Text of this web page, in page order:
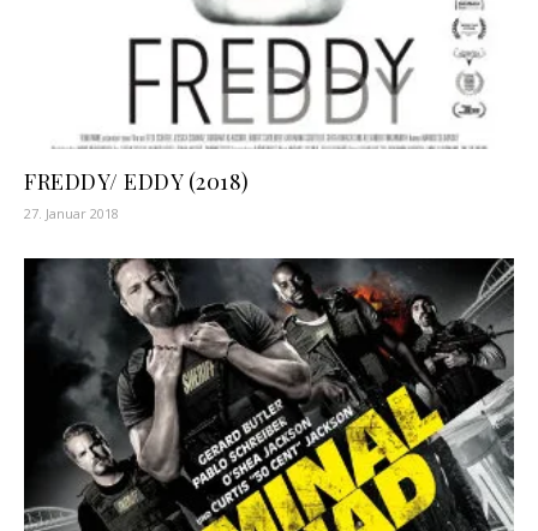
FREDDY/ EDDY (2018)
27. Januar 2018